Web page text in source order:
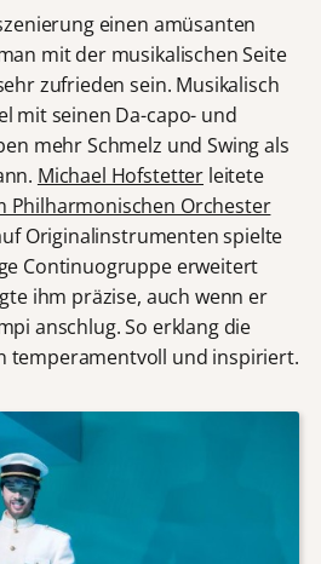
einen amüsanten
mit der musikalischen Seite
zufrieden sein. Musikalisch
mit seinen Da-capo- und
mehr Schmelz und Swing als
Michael Hofstetter leitete
Philharmonischen Orchester
Originalinstrumenten spielte
Continuogruppe erweitert
ihm präzise, auch wenn er
anschlug. So erklang die
temperamentvoll und inspiriert.